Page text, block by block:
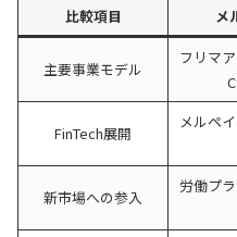
比較項目 メ
主要事業モデル
フリマ
FinTech展開
メルペ
新市場への参入
労働プ